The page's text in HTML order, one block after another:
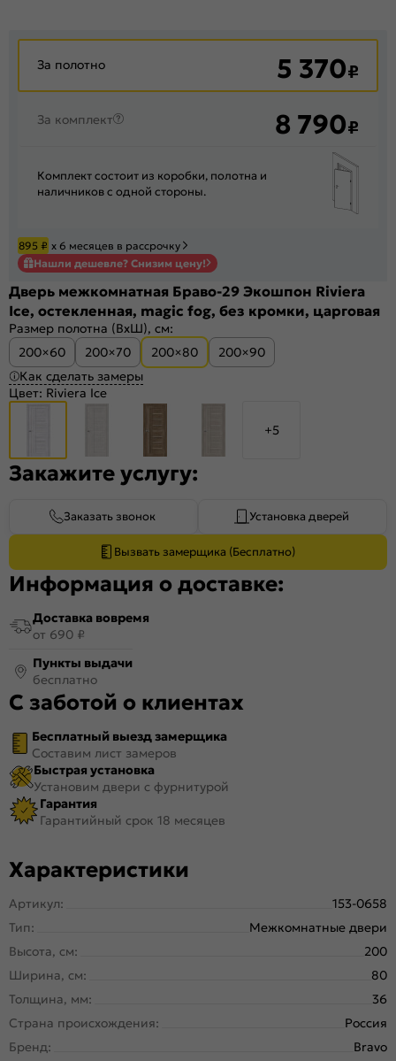
За полотно 5 370₽
За комплект 8 790₽
Комплект состоит из коробки, полотна и
наличников с одной стороны.
895 ₽ х 6 месяцев в рассрочку
Нашли дешевле? Снизим цену!
Дверь межкомнатная Браво-29 Экошпон Riviera
Ice, остекленная, magic fog, без кромки, царговая
Размер полотна (ВхШ), см:
200×60
200×70 200×80
200×90
Как сделать замеры
Цвет: Riviera Ice
+5
Закажите услугу:
Заказать звонок Установка дверей
Вызвать замерщика (Бесплатно)
Информация о доставке:
Доставка вовремя
от 690 ₽
Пункты выдачи
бесплатно
С заботой о клиентах
Бесплатный выезд замерщика
Составим лист замеров
Быстрая установка
Установим двери с фурнитурой
Гарантия
Гарантийный срок 18 месяцев
Характеристики
Артикул:
153-0658
Тип:
Межкомнатные двери
Высота, см:
200
Ширина, см:
80
Толщина, мм:
36
Страна происхождения:
Россия
Бренд:
Bravo